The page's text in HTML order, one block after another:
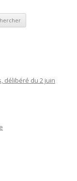
délibéré du 2 juin